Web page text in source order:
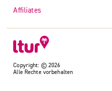
Copyright: © 2026
Alle Rechte vorbehalten
Affiliates